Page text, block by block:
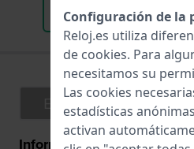
Correas de reloj de
Especificaciones
Información General
Configuración de la
Reloj.es utiliza
de cookies. Para
necesitamos su
Las cookies
estadísticas
activan